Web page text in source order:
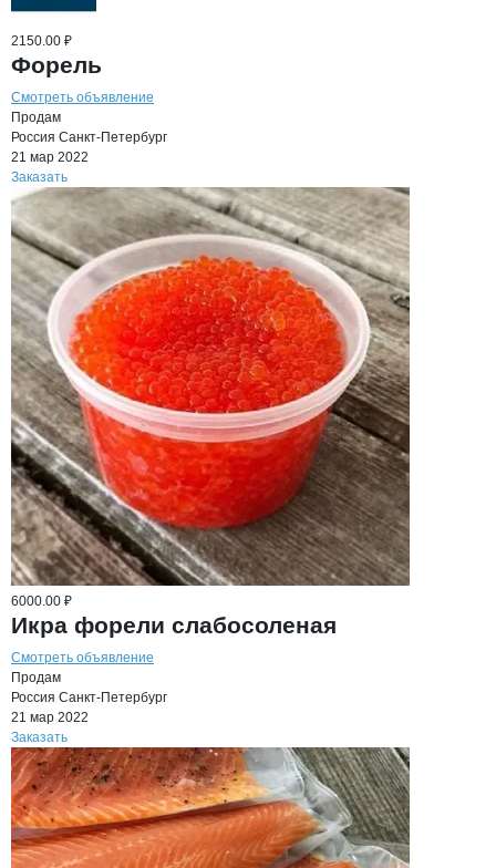
2150.00 ₽
Форель
Смотреть объявление
Продам
Россия Санкт-Петербург
21 мар 2022
Заказать
6000.00 ₽
Икра форели слабосоленая
Смотреть объявление
Продам
Россия Санкт-Петербург
21 мар 2022
Заказать